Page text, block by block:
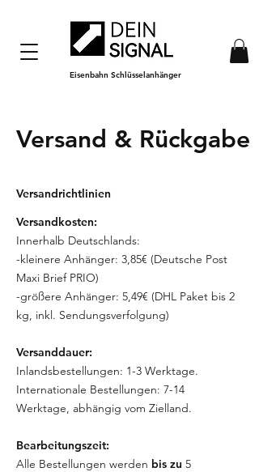
Eisenbahn Schlüsselanhänger
Versand & Rückgabe
Versandrichtlinien
Versandkosten:
Innerhalb Deutschlands:
-kleinere Anhänger: 3,85€ (Deutsche Post
Maxi Brief PRIO)
-größere Anhänger: 5,49€ (DHL Paket bis 2
kg, inkl. Sendungsverfolgung)
Versanddauer:
Inlandsbestellungen: 1-3 Werktage.
Internationale Bestellungen: 7-14
Werktage, abhängig vom Zielland.
Bearbeitungszeit:
Alle Bestellungen werden bis zu 5